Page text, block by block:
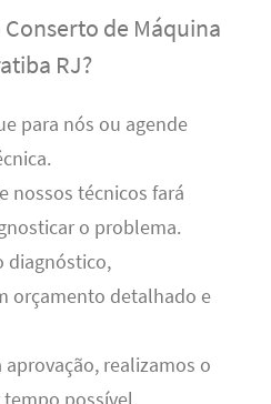
de Máquina
RJ?
para nós ou agende
nossos técnicos fará
o problema.
diagnóstico,
orçamento detalhado e
aprovação, realizamos o